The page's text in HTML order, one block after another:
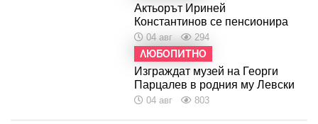
Актьорът Ириней
Константинов се пенсионира
04 авг 294
ЛЮБОПИТНО
Изграждат музей на Георги
Парцалев в родния му Левски
04 авг 803